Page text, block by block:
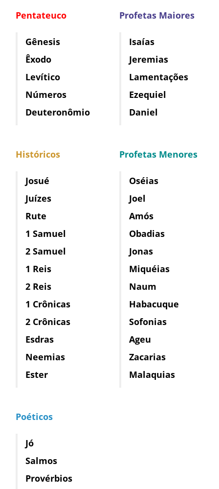
Pentateuco
Gênesis
Êxodo
Levítico
Números
Deuteronômio
Históricos
Josué
Juízes
Rute
1 Samuel
2 Samuel
1 Reis
2 Reis
1 Crônicas
2 Crônicas
Esdras
Neemias
Ester
Poéticos
Jó
Salmos
Provérbios
Profetas Maiores
Isaías
Jeremias
Lamentações
Ezequiel
Daniel
Profetas Menores
Oséias
Joel
Amós
Obadias
Jonas
Miquéias
Naum
Habacuque
Sofonias
Ageu
Zacarias
Malaquias